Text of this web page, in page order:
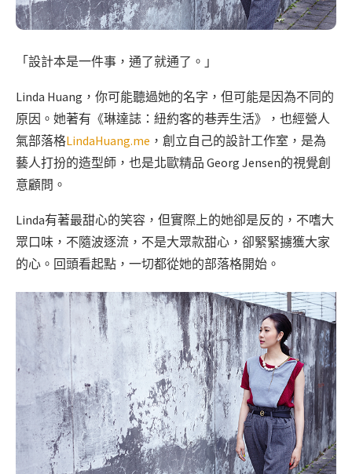
「設計本是一件事，通了就通了。」
Linda Huang，你可能聽過她的名字，但可能是因為不同的
原因。她著有《琳達誌：紐約客的巷弄生活》，也經營人
氣部落格LindaHuang.me ，創立自己的設計工作室，是為
藝人打扮的造型師，也是北歐精品 Georg Jensen的視覺創
意顧問。
Linda有著最甜心的笑容，但實際上的她卻是反的，不嗜大
眾口味，不隨波逐流，不是大眾款甜心，卻緊緊擄獲大家
的心。回頭看起點，一切都從她的部落格開始。